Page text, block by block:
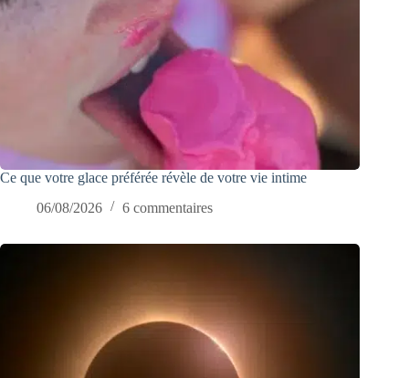
Ce que votre glace préférée révèle de votre vie intime
06/08/2026
6 commentaires